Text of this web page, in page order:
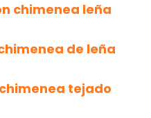
chimenea leña
de leña
tejado